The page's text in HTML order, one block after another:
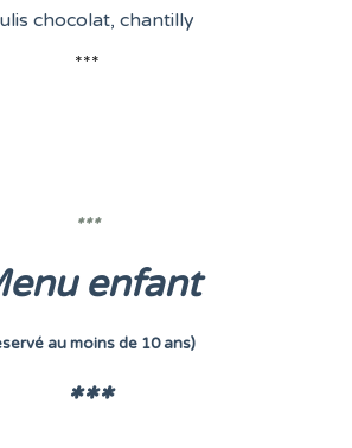
chocolat, chantilly
***
***
enfant
au moins de 10 ans)
***